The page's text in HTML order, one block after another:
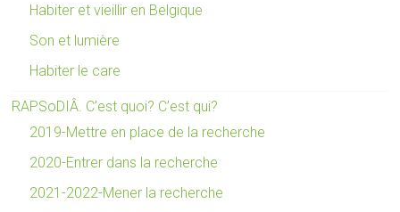
Habiter et vieillir en Belgique
Son et lumière
Habiter le care
RAPSoDIÂ. C’est quoi? C’est qui?
2019-Mettre en place de la recherche
2020-Entrer dans la recherche
2021-2022-Mener la recherche